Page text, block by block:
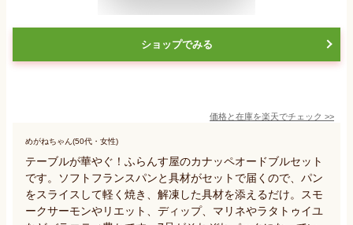
ショップでみる
価格と在庫を楽天でチェック >>
めがねちゃん(50代・女性)
テーブルが華やぐ！ふらんす屋のカナッペオードブルセット
です。ソフトフランスパンと具材がセットで届くので、パン
をスライスして軽く焼き、解凍した具材を添えるだけ。スモ
ークサーモンやリエット、ディップ、マリネやラタトゥイユ